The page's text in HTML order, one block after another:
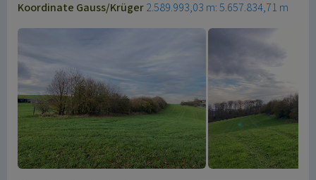
Koordinate Gauss/Krüger2.589.993,03 m: 5.657.834,71 m